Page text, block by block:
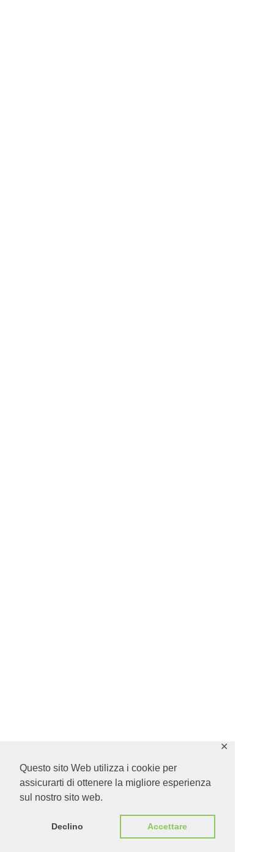
Questo sito Web utilizza i cookie per
assicurarti di ottenere la migliore esperienza
sul nostro sito web.
Declino Accettare
✕